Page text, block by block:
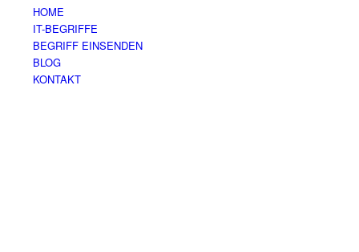
HOME
IT-BEGRIFFE
BEGRIFF EINSENDEN
BLOG
KONTAKT